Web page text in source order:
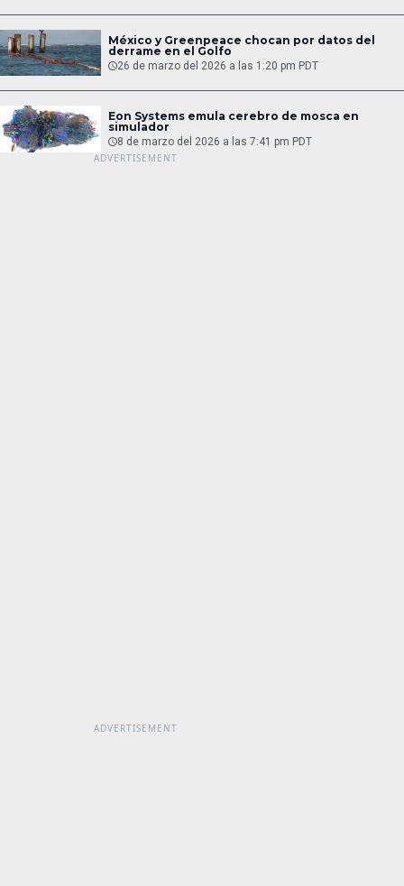
México y Greenpeace chocan por datos del
derrame en el Golfo
26 de marzo del 2026 a las 1:20 pm PDT
Eon Systems emula cerebro de mosca en
simulador
8 de marzo del 2026 a las 7:41 pm PDT